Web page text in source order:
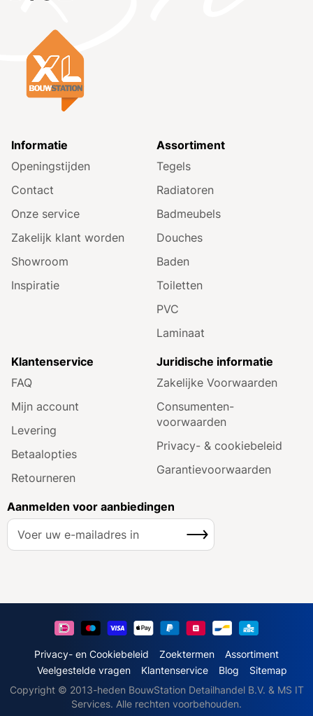
Informatie
Openingstijden
Contact
Onze service
Zakelijk klant worden
Showroom
Inspiratie
Assortiment
Tegels
Radiatoren
Badmeubels
Douches
Baden
Toiletten
PVC
Laminaat
Klantenservice
FAQ
Mijn account
Levering
Betaalopties
Retourneren
Juridische informatie
Zakelijke Voorwaarden
Consumenten­
voorwaarden
Privacy- & cookiebeleid
Garantie­voorwaarden
Aanmelden voor aanbiedingen
A
e
o
Inschrijven
Privacy- en Cookiebeleid Zoektermen
Assortiment
Veelgestelde vragen
Klantenservice Blog
Sitemap
Copyright © 2013-heden BouwStation Detailhandel B.V. & MS IT
Services. Alle rechten voorbehouden.